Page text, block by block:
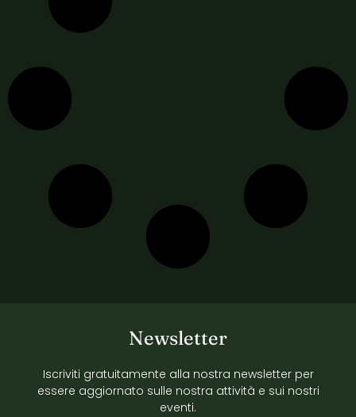
Newsletter
Iscriviti gratuitamente alla nostra newsletter per
essere aggiornato sulle nostra attività e sui nostri
eventi.